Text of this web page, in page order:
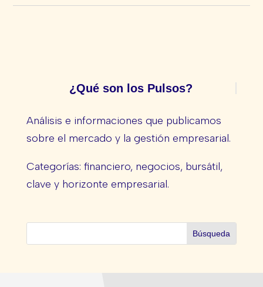
¿Qué son los Pulsos?
Análisis e informaciones que publicamos
sobre el mercado y la gestión empresarial.
Categorías: financiero, negocios, bursátil,
clave y horizonte empresarial.